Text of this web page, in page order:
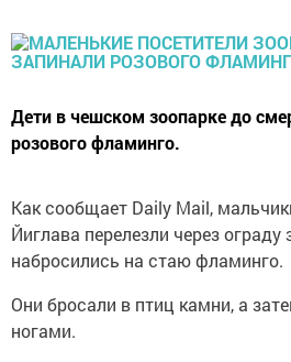
Дети в чешском зоопарке до
розового фламинго.
Как сообщает Daily Mail,
Йиглава перелезли через ограду
набросились на стаю фламинго.
Они бросали в птиц камни, а
ногами.